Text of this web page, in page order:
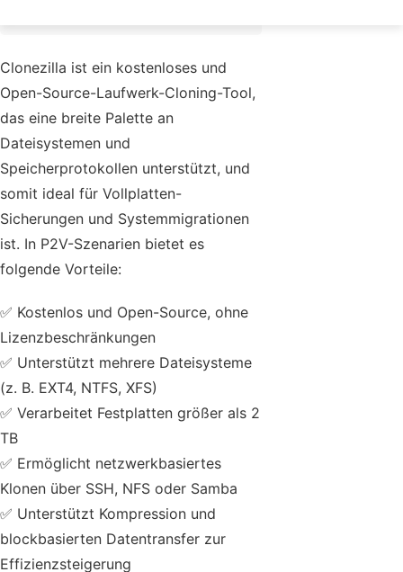
Clonezilla ist ein kostenloses und
Open-Source-Laufwerk-Cloning-Tool,
das eine breite Palette an
Dateisystemen und
Speicherprotokollen unterstützt, und
somit ideal für Vollplatten-
Sicherungen und Systemmigrationen
ist. In P2V-Szenarien bietet es
folgende Vorteile:
✅ Kostenlos und Open-Source, ohne
Lizenzbeschränkungen
✅ Unterstützt mehrere Dateisysteme
(z. B. EXT4, NTFS, XFS)
✅ Verarbeitet Festplatten größer als 2
TB
✅ Ermöglicht netzwerkbasiertes
Klonen über SSH, NFS oder Samba
✅ Unterstützt Kompression und
blockbasierten Datentransfer zur
Effizienzsteigerung